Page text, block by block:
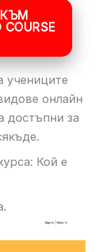
учениците
онлайн
достъпни за
Кой е